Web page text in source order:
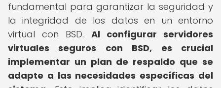
fundamental para garantizar la seguridad y
la integridad de los datos en un entorno
virtual con BSD. Al configurar servidores
virtuales seguros con BSD, es crucial
implementar un plan de respaldo que se
adapte a las necesidades específicas del